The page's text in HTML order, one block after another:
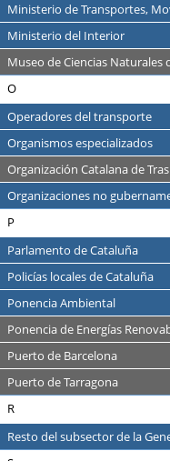
Ministerio de Transportes,
Ministerio del Interior
Museo de Ciencias Naturales
O
Operadores del transporte
Organismos especializados
Organización Catalana de
Organizaciones no
P
Parlamento de Cataluña
Policías locales de Cataluña
Ponencia Ambiental
Ponencia de Energías
Puerto de Barcelona
Puerto de Tarragona
R
Resto del subsector de la